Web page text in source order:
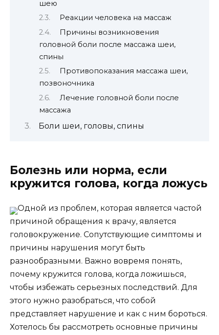
шею
Реакции человека на массаж
Причины возникновения
головной боли после массажа шеи,
спины
Противопоказания массажа шеи,
позвоночника
Лечение головной боли после
массажа
Боли шеи, головы, спины
Болезнь или норма, если
кружится голова, когда ложусь
Одной из проблем, которая является частой
причиной обращения к врачу, является
головокружение. Сопутствующие симптомы и
причины нарушения могут быть
разнообразными. Важно вовремя понять,
почему кружится голова, когда ложишься,
чтобы избежать серьезных последствий. Для
этого нужно разобраться, что собой
представляет нарушение и как с ним бороться.
Хотелось бы рассмотреть основные причины